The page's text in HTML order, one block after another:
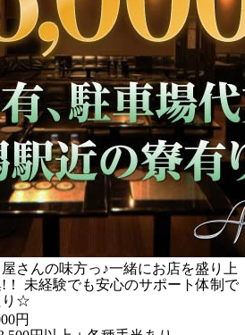
さんの味方っ♪一緒にお店を盛り上
！ 未経験でも安心のサポート体制で
り☆
円